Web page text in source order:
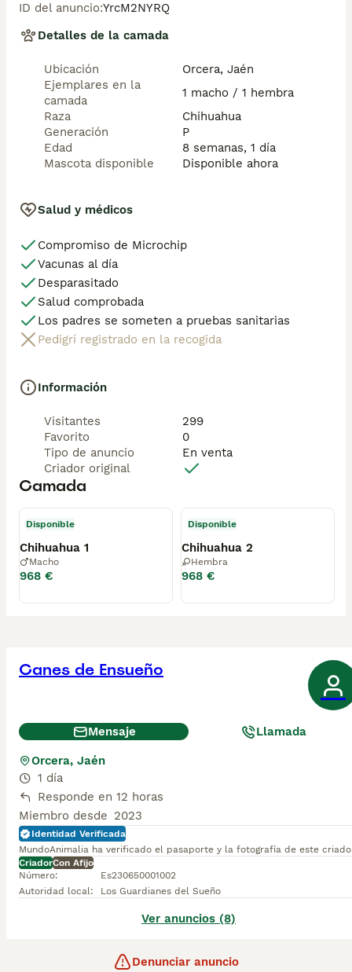
->Chip
->Vacunas y desparasitaciones acorde a su edad
-> Contrato de garantías víricas de 8 dias y genética
->Factura
Impuestos incluidos.
Recogida en nuestras instalaciones o se envía por
agencia especializada en mascotas (a cargo del
comprador)
->Núcleo Zoológico autorizado
ID del anuncio:YrcM2NYRQ
Detalles de la camada
Ubicación
Orcera, Jaén
Ejemplares en la
camada
1 macho / 1 hembra
Raza
Chihuahua
Generación
P
Edad
8 semanas, 1 día
Mascota disponible
Disponible ahora
Salud y médicos
Compromiso de Microchip
Vacunas al día
Desparasitado
Salud comprobada
Los padres se someten a pruebas sanitarias
Pedigrí registrado en la recogida
Información
Visitantes
299
Favorito
0
Tipo de anuncio
En venta
Criador original
Camada
Disponible
Chihuahua 1
Macho
968 €
Disponible
Chihuahua 2
Hembra
968 €
Canes de Ensueño
Mensaje Llamada
Orcera, Jaén
1 día
Responde en 12 horas
Miembro desde 2023
Identidad Verificada
MundoAnimalia ha verificado el pasaporte y la fotografía de este
CriadorCon Afijo
Número:
Es230650001002
Autoridad local: Los Guardianes del Sueño
Ver anuncios (8)
Denunciar anuncio